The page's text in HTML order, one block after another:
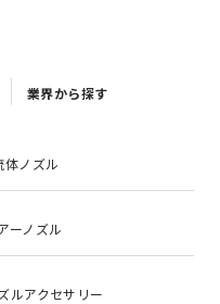
業界から探す
体ノズル
ーノズル
ルアクセサリー